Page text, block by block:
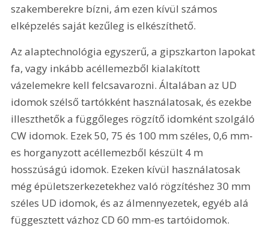
szakemberekre bízni, ám ezen kívül számos
elképzelés saját kezűleg is elkészíthető.
Az alaptechnológia egyszerű, a gipszkarton lapokat
fa, vagy inkább acéllemezből kialakított
vázelemekre kell felcsavarozni. Általában az UD
idomok szélső tartókként használatosak, és ezekbe
illeszthetők a függőleges rögzítő idomként szolgáló
CW idomok. Ezek 50, 75 és 100 mm széles, 0,6 mm-
es horganyzott acéllemezből készült 4 m
hosszúságú idomok. Ezeken kívül használatosak
még épületszerkezetekhez való rögzítéshez 30 mm
széles UD idomok, és az álmennyezetek, egyéb alá
függesztett vázhoz CD 60 mm-es tartóidomok.